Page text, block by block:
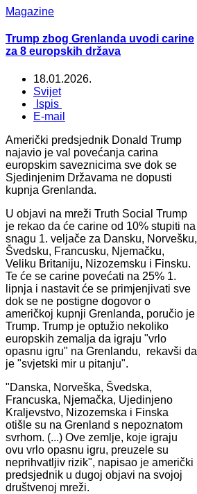
Magazine
Trump zbog Grenlanda uvodi carine
za 8 europskih država
18.01.2026.
Svijet
Ispis
E-mail
Američki predsjednik Donald Trump
najavio je val povećanja carina
europskim saveznicima sve dok se
Sjedinjenim Državama ne dopusti
kupnja Grenlanda.
U objavi na mreži Truth Social Trump
je rekao da će carine od 10% stupiti na
snagu 1. veljače za Dansku, Norvešku,
Švedsku, Francusku, Njemačku,
Veliku Britaniju, Nizozemsku i Finsku.
Te će se carine povećati na 25% 1.
lipnja i nastavit će se primjenjivati ​​sve
dok se ne postigne dogovor o
američkoj kupnji Grenlanda, poručio je
Trump. Trump je optužio nekoliko
europskih zemalja da igraju "vrlo
opasnu igru" na Grenlandu, rekavši da
je "svjetski mir u pitanju".
"Danska, Norveška, Švedska,
Francuska, Njemačka, Ujedinjeno
Kraljevstvo, Nizozemska i Finska
otišle su na Grenland s nepoznatom
svrhom. (...) Ove zemlje, koje igraju
ovu vrlo opasnu igru, preuzele su
neprihvatljiv rizik", napisao je američki
predsjednik u dugoj objavi na svojoj
društvenoj mreži.